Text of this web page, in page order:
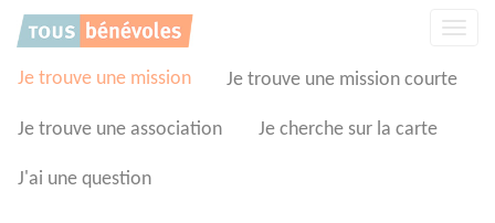
Je trouve une mission Je trouve une mission courte
Je trouve une association Je cherche sur la carte
J'ai une question
Panneau de gestion des cookies